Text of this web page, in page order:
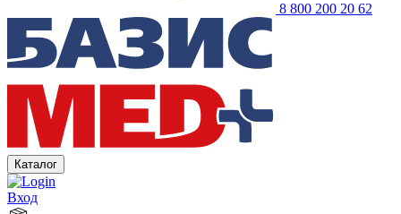
8 800 200 20 62
Каталог
Вход